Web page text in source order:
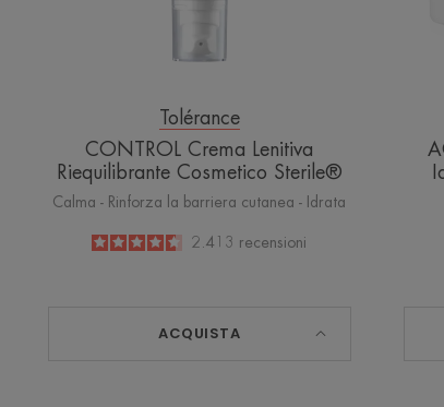
Tolérance
CONTROL Crema Lenitiva
Riequilibrante Cosmetico Sterile®
Calma - Rinforza la barriera cutanea - Idrata
4.6
/
5
2.413 recensioni
ACQUISTA